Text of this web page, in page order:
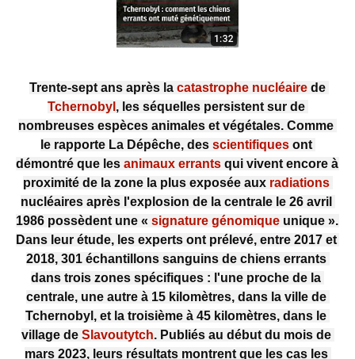
Trente-sept ans après la catastrophe nucléaire
Tchernobyl , les séquelles persistent sur de
nombreuses espèces animales et végétales. Comme
le rapporte La Dépêche, des scientifiques ont
démontré que les animaux errants qui vivent encore à
proximité de la zone la plus exposée aux radiations
nucléaires après l'explosion de la centrale le 26 avril
1986 possèdent une « signature génomique unique ».
Dans leur étude, les experts ont prélevé, entre 2017 et
2018, 301 échantillons sanguins de chiens errants
dans trois zones spécifiques : l'une proche de la
centrale, une autre à 15 kilomètres, dans la ville de
Tchernobyl, et la troisième à 45 kilomètres, dans le
village de Slavoutytch. Publiés au début du mois de
mars 2023, leurs résultats montrent que les cas les